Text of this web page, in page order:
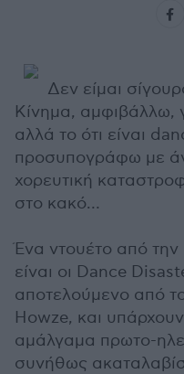
Δεν είμαι
Kίνημα, αμφιβάλλω,
αλλά το ότι είναι
προσυπογράφω με
χορευτική
στο κακό…
Ένα ντουέτο από
είναι οι Dance
αποτελούμενο από
Howze, και
αμάλγαμα πρωτο-
συνήθως